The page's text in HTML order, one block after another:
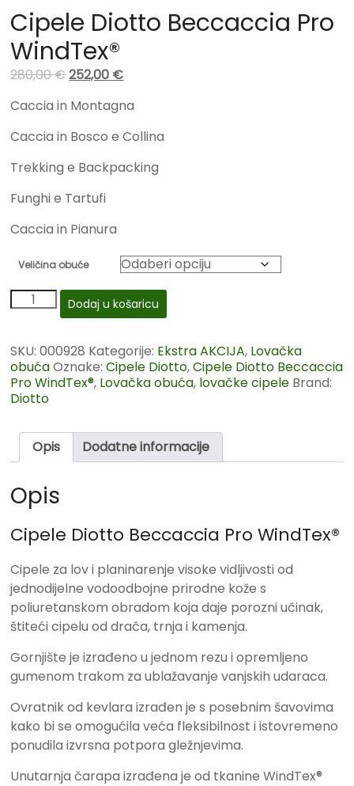
Cipele Diotto Beccaccia Pro
WindTex®
280,00€252,00 €
Caccia in Montagna
Caccia in Bosco e Collina
Trekking e Backpacking
Funghi e Tartufi
Caccia in Pianura
Veličina obuće
Dodaj u košaricu
SKU:000928 Kategorije: Ekstra AKCIJA, Lovačka
obućaOznake:Cipele Diotto,Cipele Diotto Beccaccia
Pro WindTex®, Lovačka obuća, lovačke cipele Brand:
Diotto
Opis Dodatne informacije
Opis
Cipele Diotto Beccaccia Pro WindTex®
Cipele za lov i planinarenje visoke vidljivosti od
jednodijelne vodoodbojne prirodne kože s
poliuretanskom obradom koja daje porozni učinak,
štiteći cipelu od drača, trnja i kamenja.
Gornjište je izrađeno u jednom rezu i opremljeno
gumenom trakom za ublažavanje vanjskih udaraca.
Ovratnik od kevlara izrađen je s posebnim šavovima
kako bi se omogućila veća fleksibilnost i istovremeno
ponudila izvrsna potpora gležnjevima.
Unutarnja čarapa izrađena je od tkanine WindTex®